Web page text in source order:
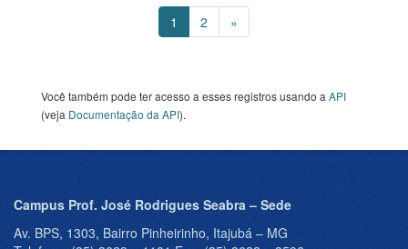
1 2 »
Você também pode ter acesso a esses registros usando a API
(veja Documentação da API).
Campus Prof. José Rodrigues Seabra – Sede
Av. BPS, 1303, Bairro Pinheirinho, Itajubá – MG